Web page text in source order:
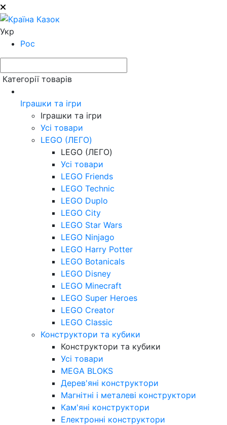
Укр
Рос
Категорії товарів
Іграшки та ігри
Іграшки та ігри
Усі товари
LEGO (ЛЕГО)
LEGO (ЛЕГО)
Усі товари
LEGO Friends
LEGO Technic
LEGO Duplo
LEGO City
LEGO Star Wars
LEGO Ninjago
LEGO Harry Potter
LEGO Botanicals
LEGO Disney
LEGO Minecraft
LEGO Super Heroes
LEGO Creator
LEGO Classic
Конструктори та кубики
Конструктори та кубики
Усі товари
MEGA BLOKS
Дерев'яні конструктори
Магнітні і металеві конструктори
Кам'яні конструктори
Електронні конструктори